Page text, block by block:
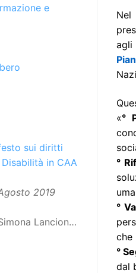
agli
«°
°
°
che
°
dal
e
sui diritti
in CAA
2019
Lancioni,